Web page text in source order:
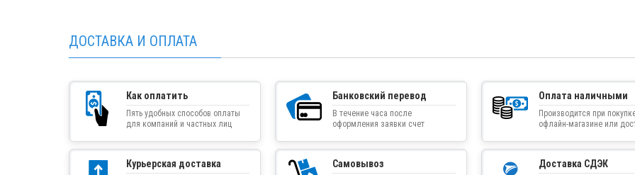
ДОСТАВКА И ОПЛАТА
Как оплатить
Пять удобных способов оплаты
для компаний и частных лиц
Банковский перевод
В течение часа после
оформления заявки счет
электронную почту
Оплата наличными
Производится при
офлайн-магазине или
Курьерская доставка Самовывоз Доставка СДЭК